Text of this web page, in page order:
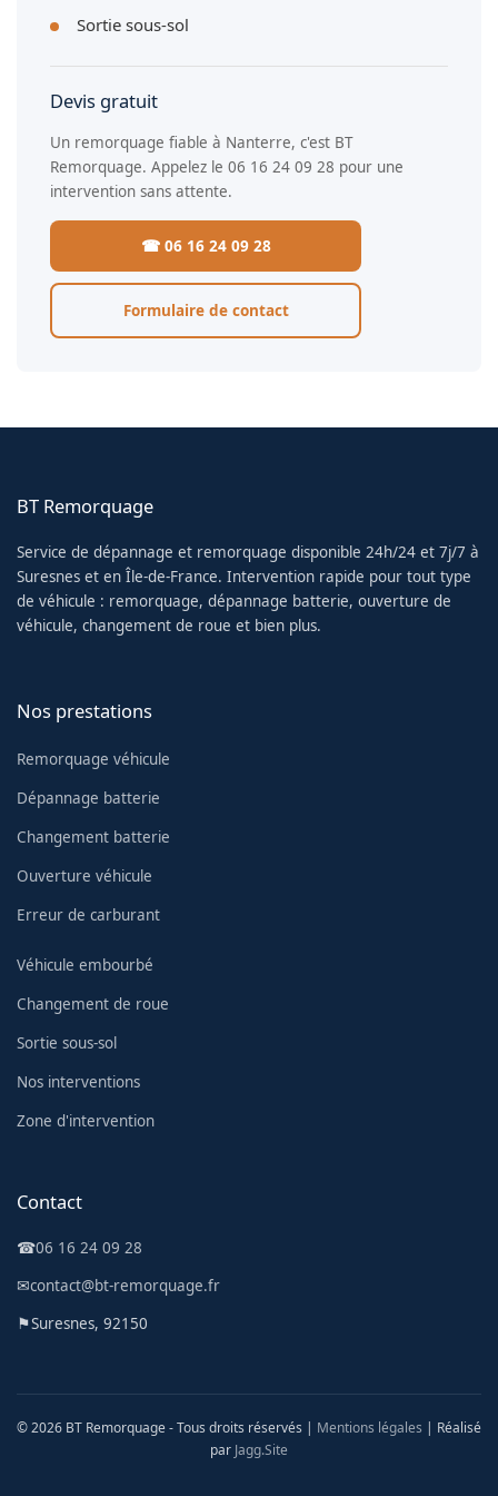
Sortie sous-sol
Devis gratuit
Un remorquage fiable à Nanterre, c'est BT
Remorquage. Appelez le 06 16 24 09 28 pour une
intervention sans attente.
☎ 06 16 24 09 28
Formulaire de contact
BT Remorquage
Service de dépannage et remorquage disponible 24h/24 et 7j/7 à
Suresnes et en Île-de-France. Intervention rapide pour tout type
de véhicule : remorquage, dépannage batterie, ouverture de
véhicule, changement de roue et bien plus.
Nos prestations
Remorquage véhicule
Dépannage batterie
Changement batterie
Ouverture véhicule
Erreur de carburant
Véhicule embourbé
Changement de roue
Sortie sous-sol
Nos interventions
Zone d'intervention
Contact
☎06 16 24 09 28
✉contact@bt-remorquage.fr
⚑Suresnes, 92150
© 2026 BT Remorquage - Tous droits réservés | Mentions légales | Réalisé
par Jagg.Site